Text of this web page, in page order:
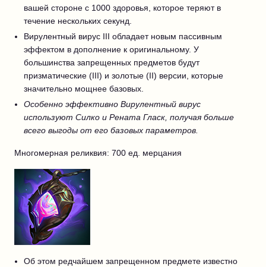
вашей стороне с 1000 здоровья, которое теряют в
течение нескольких секунд.
Вирулентный вирус III обладает новым пассивным
эффектом в дополнение к оригинальному. У
большинства запрещенных предметов будут
призматические (III) и золотые (II) версии, которые
значительно мощнее базовых.
Особенно эффективно Вирулентный вирус
используют Силко и Рената Гласк, получая больше
всего выгоды от его базовых параметров.
Многомерная реликвия: 700 ед. мерцания
Об этом редчайшем запрещенном предмете известно